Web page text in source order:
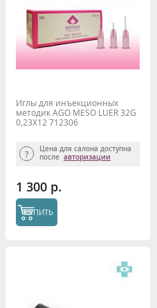
Иглы для инъекционных
методик AGO MESO LUER 32G
0,23X12 712306
Цена для салона доступна
после авторизации
1 300 р.
КУПИТЬ